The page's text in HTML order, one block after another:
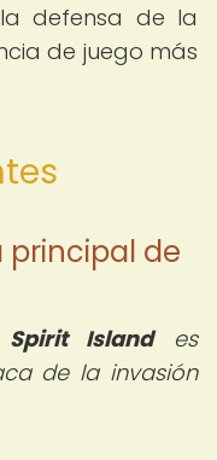
defensa de la
de juego más
principal de
Spirit Islandes
de la invasión